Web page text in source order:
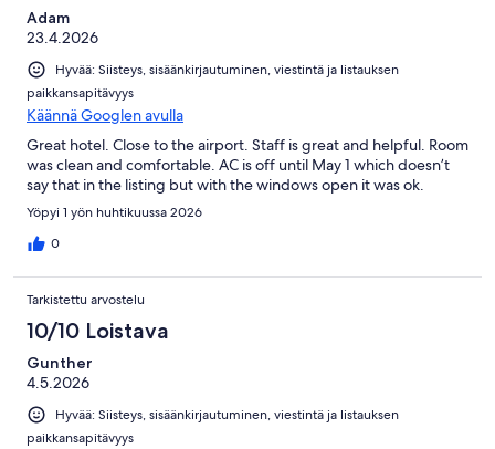
Adam
23.4.2026
Hyvää: Siisteys, sisäänkirjautuminen, viestintä ja listauksen
paikkansapitävyys
Käännä Googlen avulla
Great hotel. Close to the airport. Staff is great and helpful. Room
was clean and comfortable. AC is off until May 1 which doesn’t
say that in the listing but with the windows open it was ok.
Yöpyi 1 yön huhtikuussa 2026
0
Tarkistettu arvostelu
10/10 Loistava
Gunther
4.5.2026
Hyvää: Siisteys, sisäänkirjautuminen, viestintä ja listauksen
paikkansapitävyys